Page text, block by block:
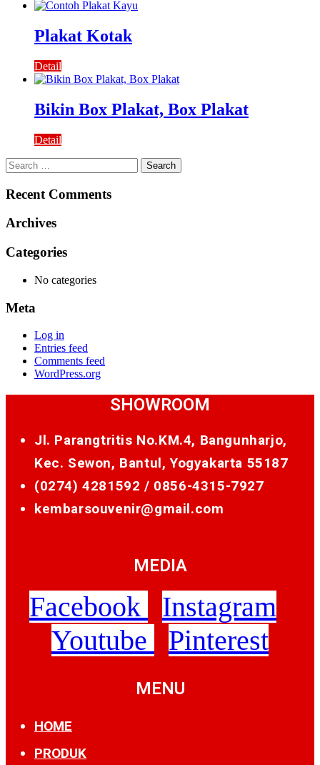
Plakat Kotak
Detail
Bikin Box Plakat, Box Plakat
Detail
Search
for:
Recent Comments
Archives
Categories
No categories
Meta
Log in
Entries feed
Comments feed
WordPress.org
SHOWROOM
Jl. Parangtritis No.KM.4, Bangunharjo,
Kec. Sewon, Bantul, Yogyakarta 55187
(0274) 4281592 / 0856-4315-7927
kembarsouvenir@gmail.com
MEDIA
Facebook
Instagram
Youtube
Pinterest
MENU
HOME
PRODUK